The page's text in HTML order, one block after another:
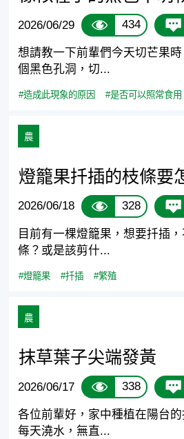
2026/06/29 434
想請教一下前輩們今天切芒果
個黑色孔洞，切...
#造成此現象的原因 #是否可以照常食用
農
燈籠果扦插的枝條要
2026/06/18 328
目前有一棵燈籠果，想要扦插
條？或是該剪什...
#燈籠果 #扦插 #繁殖
農
抹草葉子尖端發黃
2026/06/17 338
各位前輩好，家中種植在陽台的
每天澆水，無直...